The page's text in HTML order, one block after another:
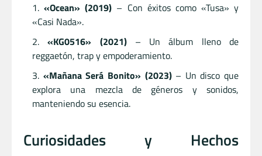
«Ocean» (2019) – Con éxitos como «Tusa» y
«Casi Nada».
«KG0516» (2021)– Un álbum lleno de
reggaetón, trap y empoderamiento.
«Mañana Será Bonito» (2023)– Un disco que
explora una mezcla de géneros y sonidos,
manteniendo su esencia.
Curiosidades y Hechos